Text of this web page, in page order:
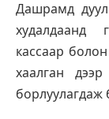
Дашрамд
худалдаанд
кассаар
хаалган
борлуулагдаж